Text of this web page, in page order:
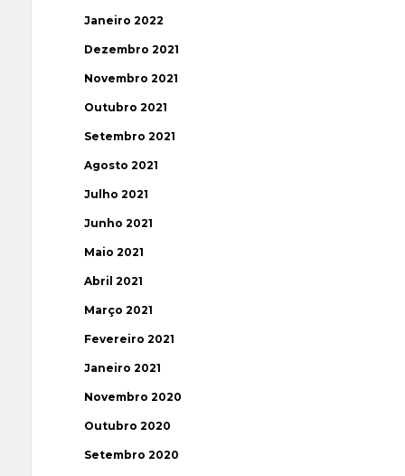
Janeiro 2022
Dezembro 2021
Novembro 2021
Outubro 2021
Setembro 2021
Agosto 2021
Julho 2021
Junho 2021
Maio 2021
Abril 2021
Março 2021
Fevereiro 2021
Janeiro 2021
Novembro 2020
Outubro 2020
Setembro 2020